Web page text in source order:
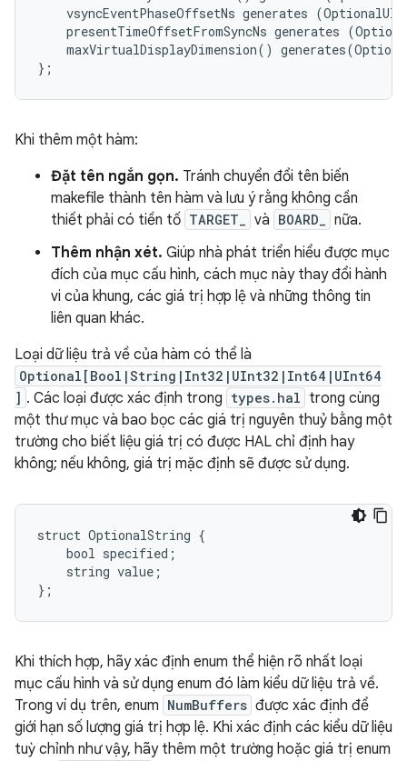
vsyncEventPhaseOffsetNs generates
presentTimeOffsetFromSyncNs generates
maxVirtualDisplayDimension()
Khi thêm một hàm:
Đặt tên ngắn gọn. Tránh chuyển đổi tên biến
makefile thành tên hàm và lưu ý rằng không cần
thiết phải có tiền tố TARGET_ và BOARD_
nữa.
Thêm nhận xét. Giúp nhà phát triển hiểu được mục
đích của mục cấu hình, cách mục này thay đổi hành
vi của khung, các giá trị hợp lệ và những thông tin
liên quan khác.
Loại dữ liệu trả về của hàm có thể là
Optional[Bool|String|Int32|UInt32|Int64|UInt64
] . Các loại được xác định trong types.hal trong cùng
một thư mục và bao bọc các giá trị nguyên thuỷ bằng một
trường cho biết liệu giá trị có được HAL chỉ định hay
không; nếu không, giá trị mặc định sẽ được sử dụng.
struct OptionalString {
    bool specified;
    string value;
Khi thích hợp, hãy xác định enum thể hiện rõ nhất loại
mục cấu hình và sử dụng enum đó làm kiểu dữ liệu trả về.
Trong ví dụ trên, enum NumBuffers được xác định để
giới hạn số lượng giá trị hợp lệ. Khi xác định các kiểu dữ liệu
tuỳ chỉnh như vậy, hãy thêm một trường hoặc giá trị enum